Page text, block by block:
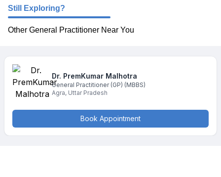
Still Exploring?
Other General Practitioner Near You
Dr. PremKumar Malhotra
General Practitioner (GP) (MBBS)
Agra, Uttar Pradesh
Book Appointment